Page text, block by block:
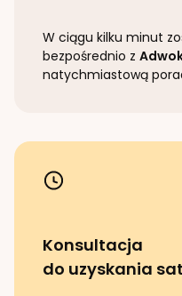
W ciągu kilku minut
bezpośrednio z
natychmiastową
Konsultacja
do uzyskania